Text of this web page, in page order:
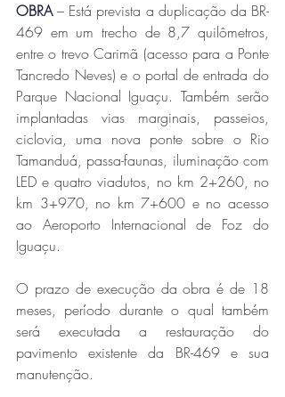
OBRA – Está prevista a duplicação da BR-
469 em um trecho de 8,7 quilômetros,
entre o trevo Carimã (acesso para a Ponte
Tancredo Neves) e o portal de entrada do
Parque Nacional Iguaçu. Também serão
implantadas vias marginais, passeios,
ciclovia, uma nova ponte sobre o Rio
Tamanduá, passa-faunas, iluminação com
LED e quatro viadutos, no km 2+260, no
km 3+970, no km 7+600 e no acesso
ao Aeroporto Internacional de Foz do
Iguaçu.
O prazo de execução da obra é de 18
meses, período durante o qual também
será executada a restauração do
pavimento existente da BR-469 e sua
manutenção.